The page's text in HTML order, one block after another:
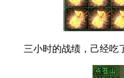
三小时的战绩，己经吃